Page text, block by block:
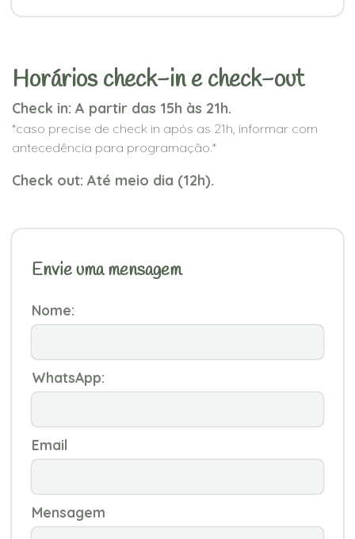
Horários check-in e check-out
Check in: A partir das 15h às 21h.
*caso precise de check in após as 21h, informar com
antecedência para programação.*
Check out: Até meio dia (12h).
Envie uma mensagem
Nome:
WhatsApp:
Email
Mensagem